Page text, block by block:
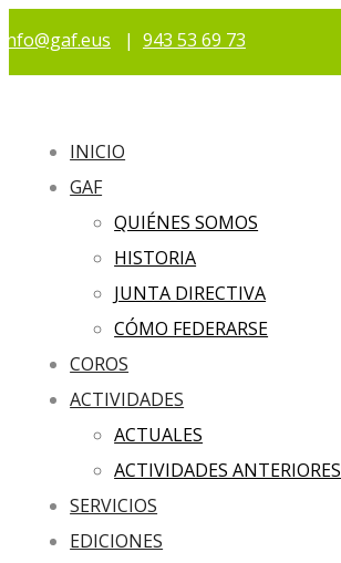
info@gaf.eus | 943 53 69 73
INICIO
GAF
QUIÉNES SOMOS
HISTORIA
JUNTA DIRECTIVA
CÓMO FEDERARSE
COROS
ACTIVIDADES
ACTUALES
ACTIVIDADES ANTERIORES
SERVICIOS
EDICIONES